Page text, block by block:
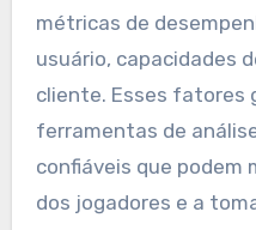
métricas de
usuário, capacidades
cliente. Esses fatores
ferramentas de
confiáveis que podem
dos jogadores e a